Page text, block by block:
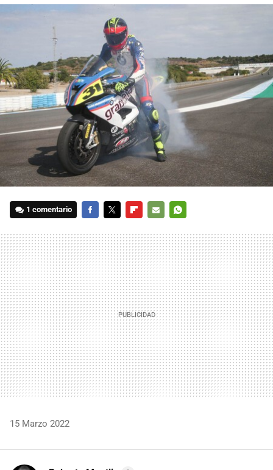
1 comentario
MAIL
15 Marzo 2022